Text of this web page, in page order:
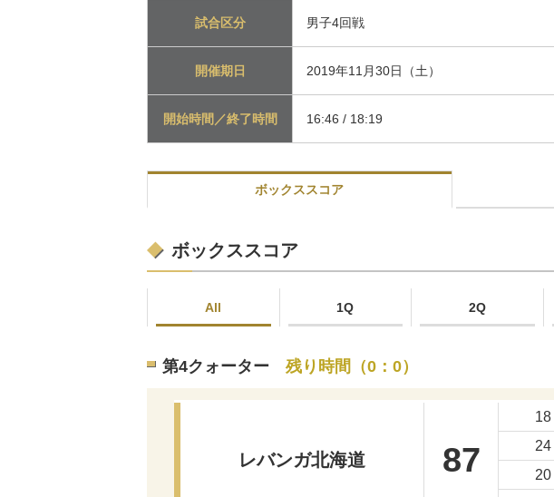
試合区分 男子4回戦
開催期日 2019年11月30日（土）
開始時間／終了時間 16:46 / 18:19
ボックススコア
ボックススコア
All 1Q 2Q
第4クォーター 残り時間（0：0）
レバンガ北海道 87
18
24
20